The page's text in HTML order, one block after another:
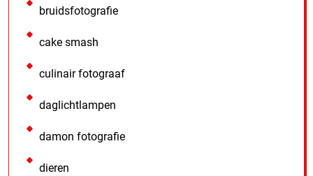
bruidsfotografie
cake smash
culinair fotograaf
daglichtlampen
damon fotografie
dieren